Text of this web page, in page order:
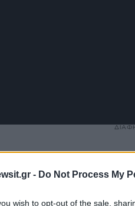
- Do Not Process My
wish to opt-out of the sale,